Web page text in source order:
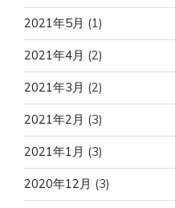
2021年5月 (1)
2021年4月 (2)
2021年3月 (2)
2021年2月 (3)
2021年1月 (3)
2020年12月 (3)